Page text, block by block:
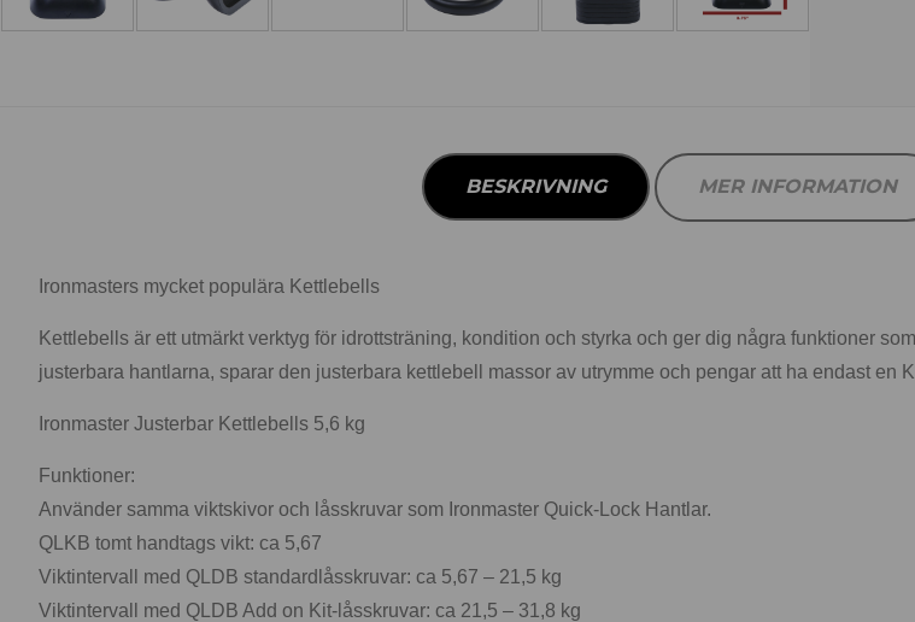
BESKRIVNING MER INFORMATION
Ironmasters mycket populära Kettlebells
Kettlebells är ett utmärkt verktyg för idrottsträning, kondition och styrka och ger dig några funktioner
justerbara hantlarna, sparar den justerbara kettlebell massor av utrymme och pengar att ha endast en
Ironmaster Justerbar Kettlebells 5,6 kg
Funktioner:
Använder samma viktskivor och låsskruvar som Ironmaster Quick-Lock Hantlar.
QLKB tomt handtags vikt: ca 5,67
Viktintervall med QLDB standardlåsskruvar: ca 5,67 – 21,5 kg
Viktintervall med QLDB Add on Kit-låsskruvar: ca 21,5 – 31,8 kg